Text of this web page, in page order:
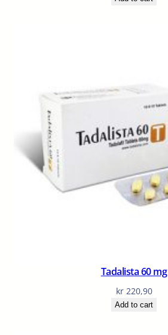
Tadalista 60 mg
kr220,90
Add to cart